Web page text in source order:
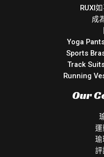
RUXI
成
Yoga
Sports
Track
Running
Our
運
瑜
評